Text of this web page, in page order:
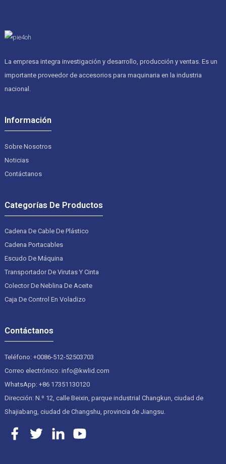
La empresa integra investigación y desarrollo, producción y ventas. Es un
importante proveedor de accesorios para maquinaria en la industria
nacional.
Información
Sobre Nosotros
Noticias
Contáctanos
Categorías De Productos
Cadena De Cable De Plástico
Cadena Portacables
Escudo De Máquina
Transportador De Virutas Y Cinta
Colector De Neblina De Aceite
Caja De Control En Voladizo
Contáctanos
Teléfono: +0086-512-52503703
Correo electrónico: info@kwlid.com
WhatsApp: +86 17351130120
Dirección: N.º 12, calle Beixin, parque industrial Changkun, ciudad de
Shajiabang, ciudad de Changshu, provincia de Jiangsu.